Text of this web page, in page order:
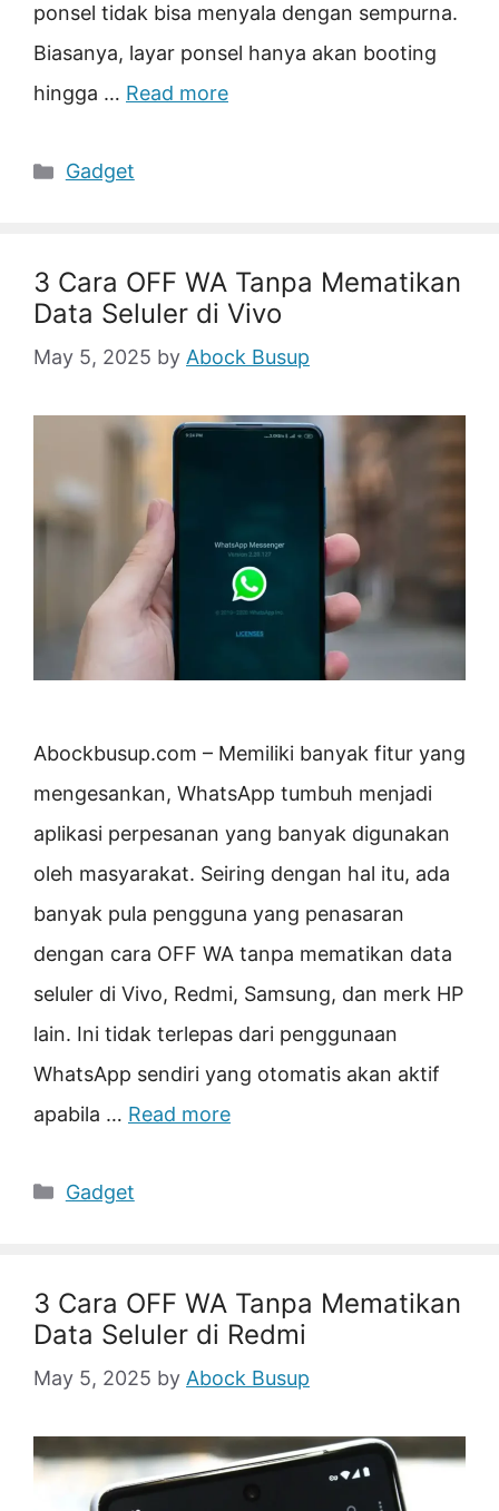
ponsel tidak bisa menyala dengan sempurna.
Biasanya, layar ponsel hanya akan booting
hingga … Read more
Categories
Gadget
3 Cara OFF WA Tanpa Mematikan
Data Seluler di Vivo
May 5, 2025 by Abock Busup
Abockbusup.com – Memiliki banyak fitur yang
mengesankan, WhatsApp tumbuh menjadi
aplikasi perpesanan yang banyak digunakan
oleh masyarakat. Seiring dengan hal itu, ada
banyak pula pengguna yang penasaran
dengan cara OFF WA tanpa mematikan data
seluler di Vivo, Redmi, Samsung, dan merk HP
lain. Ini tidak terlepas dari penggunaan
WhatsApp sendiri yang otomatis akan aktif
apabila … Read more
Categories
Gadget
3 Cara OFF WA Tanpa Mematikan
Data Seluler di Redmi
May 5, 2025 by Abock Busup